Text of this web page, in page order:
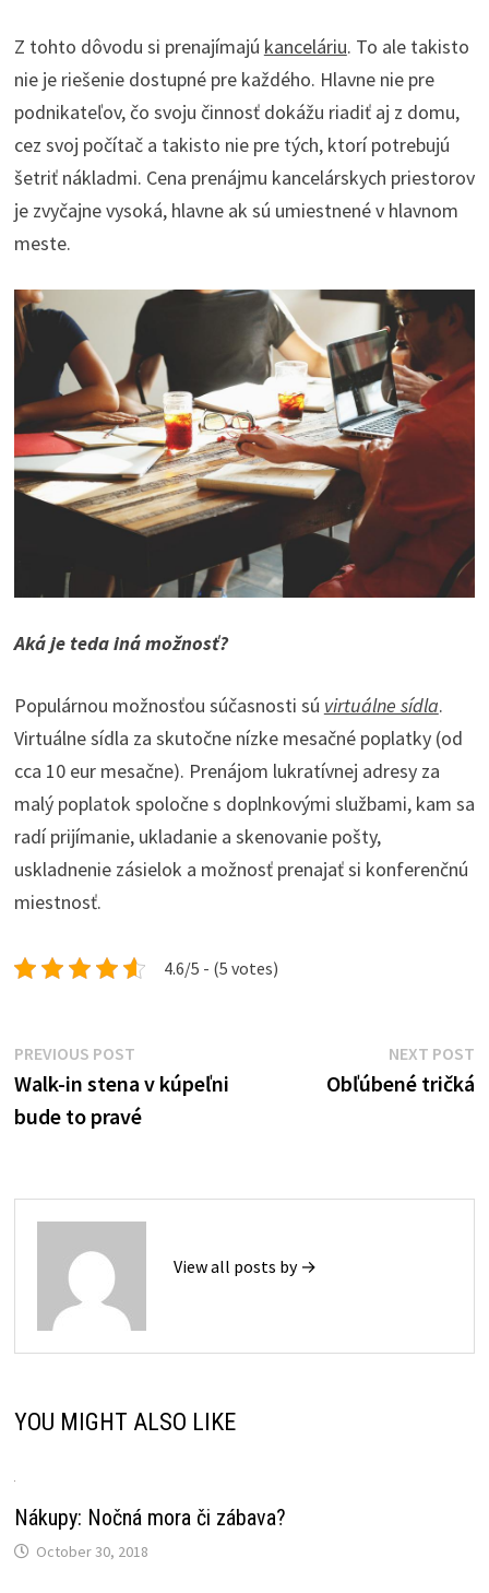
Z tohto dôvodu si prenajímajú kanceláriu. To ale takisto
nie je riešenie dostupné pre každého. Hlavne nie pre
podnikateľov, čo svoju činnosť dokážu riadiť aj z domu,
cez svoj počítač a takisto nie pre tých, ktorí potrebujú
šetriť nákladmi. Cena prenájmu kancelárskych priestorov
je zvyčajne vysoká, hlavne ak sú umiestnené v hlavnom
meste.
Aká je teda iná možnosť?
Populárnou možnosťou súčasnosti sú virtuálne sídla.
Virtuálne sídla za skutočne nízke mesačné poplatky (od
cca 10 eur mesačne). Prenájom lukratívnej adresy za
malý poplatok spoločne s doplnkovými službami, kam sa
radí prijímanie, ukladanie a skenovanie pošty,
uskladnenie zásielok a možnosť prenajať si konferenčnú
miestnosť.
4.6/5 - (5 votes)
Post
navigation
PREVIOUS POSTPrevious
post:
Walk-in stena v kúpeľni
bude to pravé
NEXT POST
Obľúbené tričká
View all posts by →
YOU MIGHT ALSO LIKE
Nákupy: Nočná mora či zábava?
October 30, 2018